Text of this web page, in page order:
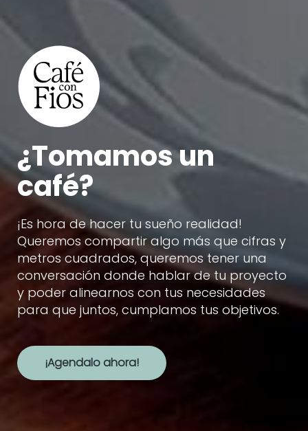
¿Tomamos un
café?
¡Es hora de hacer tu sueño realidad!
Queremos compartir algo más que cifras y
metros cuadrados, queremos tener una
conversación donde hablar de tu proyecto
y poder alinearnos con tus necesidades
para que juntos, cumplamos tus objetivos.
¡Agendalo ahora!